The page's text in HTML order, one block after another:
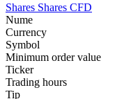
Shares Shares CFD
Nume
Currency
Symbol
Minimum order value
Ticker
Trading hours
Tip